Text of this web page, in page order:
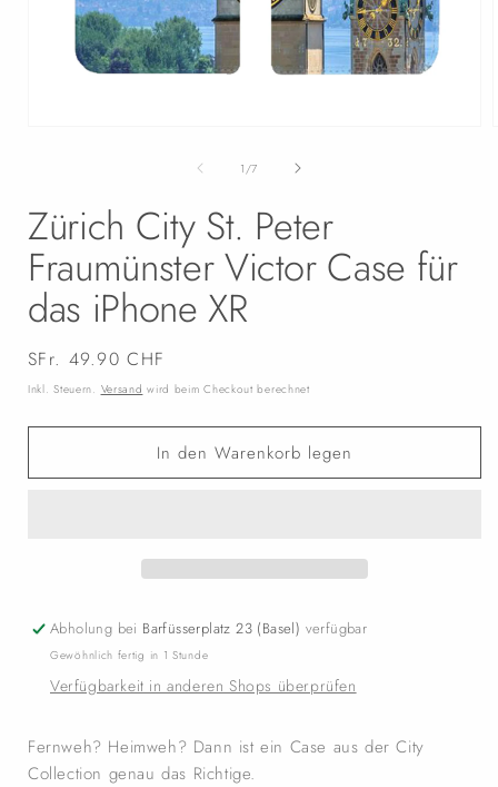
1 /von
7
Zürich City St. Peter
Fraumünster Victor Case für
das iPhone XR
Normaler
Preis
SFr. 49.90 CHF
Inkl. Steuern. Versand wird beim Checkout berechnet
In den Warenkorb legen
Abholung bei Barfüsserplatz 23 (Basel) verfügbar
Gewöhnlich fertig in 1 Stunde
Verfügbarkeit in anderen Shops überprüfen
Fernweh? Heimweh? Dann ist ein Case aus der City
Collection genau das Richtige.